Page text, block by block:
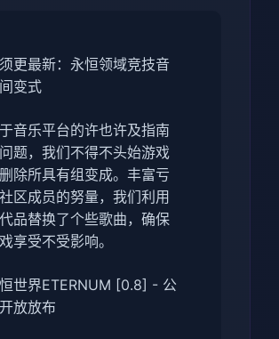
更最新：永恒领域竞技音
变式
音乐平台的许也许及指南
题，我们不得不头始游戏
除所具有组变成。丰富亏
区成员的努量，我们利用
品替换了个些歌曲，确保
享受不受影响。
世界ETERNUM [0.8] - 公
放放布